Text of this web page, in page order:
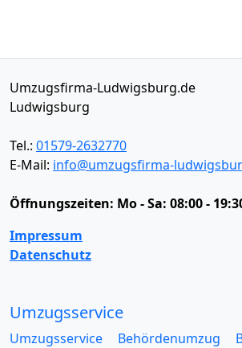
Umzugsfirma-Ludwigsburg.de
Ludwigsburg
Tel.: 01579-2632770
E-Mail: info@umzugsfirma-
Öffnungszeiten: Mo - Sa: 08:00 -
Impressum
Datenschutz
Umzugsservice
Umzugsservice Behördenumzug